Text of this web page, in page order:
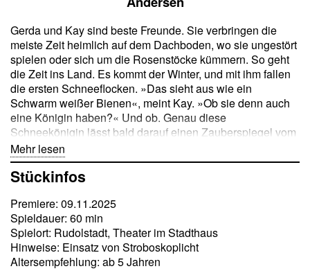
Gerda und Kay sind beste Freunde. Sie verbringen die
meiste Zeit heimlich auf dem Dachboden, wo sie ungestört
spielen oder sich um die Rosenstöcke kümmern. So geht
die Zeit ins Land. Es kommt der Winter, und mit ihm fallen
die ersten Schneeflocken. »Das sieht aus wie ein
Schwarm weißer Bienen«, meint Kay. »Ob sie denn auch
eine Königin haben?« Und ob. Genau diese
Schneekönigin lässt bald darauf einen Zauberspiegel vom
Himmel fallen, der am Boden zerschellt. Kay wird von den
Splittern getroffen, und augenblicklich verwandelt sich sein
Herz in einen gefühllosen Eisklumpen. Die frostige
nicht auf. Unerschrocken macht sie sich auf die Suche
nach ihrem verschollenen Spielgefährten. Dabei begegnet
sie sprechenden Vögeln, einem hilfsbereiten Prinzenpaar,
einer Räuberfamilie und einem Rentier, das sie schließlich
in den hohen Norden zu Kay führt …
Mehr lesen
Stückinfos
Premiere: 09.11.2025
Spieldauer: 60 min
Spielort: Rudolstadt, Theater im Stadthaus
Hinweise: Einsatz von Stroboskoplicht
Altersempfehlung: ab 5 Jahren